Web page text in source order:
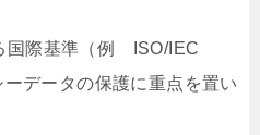
国際基準（例 ISO/IEC
データの保護に重点を置い